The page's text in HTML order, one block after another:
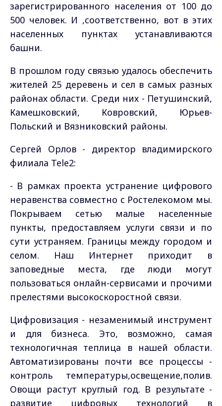
зарегистрированного населения от 100 до
500 человек. И ,соответственно, вот в этих
населенных пунктах устанавливаются
башни.
В прошлом году связью удалось обеспечить
жителей 25 деревень и сел в самых разных
районах области. Среди них - Петушинский,
Камешковский, Ковровский, Юрьев-
Польский и Вязниковский районы.
Сергей Орлов - директор владимирского
филиала Tele2:
- В рамках проекта устранение цифрового
неравенства совместно с Ростелекомом мы.
Покрываем сетью малые населенные
пункты, предоставляем услуги связи и по
сути устраняем. Границы между городом и
селом. Наш Интернет приходит в
заповедные места, где люди могут
пользоваться онлайн-сервисами и прочими
прелестями высокоскоростной связи.
Цифровизация - незаменимый инструмент
и для бизнеса. Это, возможно, самая
технологичная теплица в нашей области.
Автоматизированы почти все процессы -
контроль температуры,освещение,полив.
Овощи растут круглый год. В результате -
развитие цифровых технологий в